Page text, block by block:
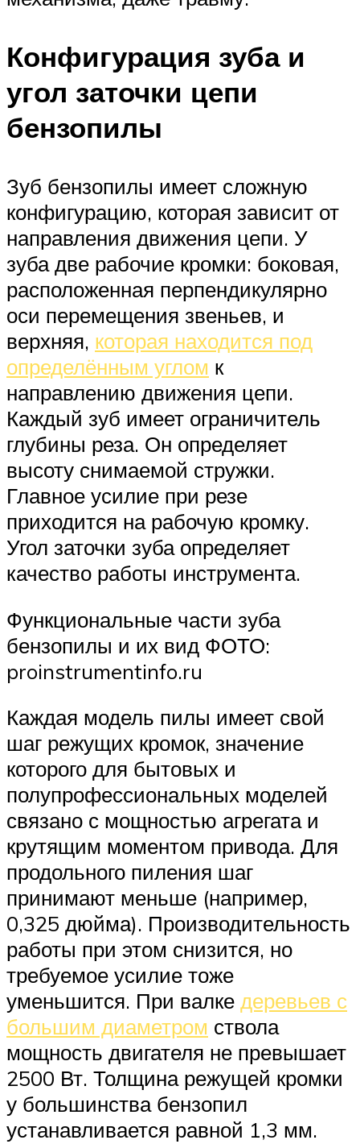
Конфигурация зуба и
угол заточки цепи
бензопилы
Зуб бензопилы имеет сложную
конфигурацию, которая зависит от
направления движения цепи. У
зуба две рабочие кромки: боковая,
расположенная перпендикулярно
оси перемещения звеньев, и
верхняя, которая находится под
определённым углом к
направлению движения цепи.
Каждый зуб имеет ограничитель
глубины реза. Он определяет
высоту снимаемой стружки.
Главное усилие при резе
приходится на рабочую кромку.
Угол заточки зуба определяет
качество работы инструмента.
Функциональные части зуба
бензопилы и их вид ФОТО:
proinstrumentinfo.ru
Каждая модель пилы имеет свой
шаг режущих кромок, значение
которого для бытовых и
полупрофессиональных моделей
связано с мощностью агрегата и
крутящим моментом привода. Для
продольного пиления шаг
принимают меньше (например,
0,325 дюйма). Производительность
работы при этом снизится, но
требуемое усилие тоже
уменьшится. При валке деревьев с
большим диаметром ствола
мощность двигателя не превышает
2500 Вт. Толщина режущей кромки
у большинства бензопил
устанавливается равной 1,3 мм.